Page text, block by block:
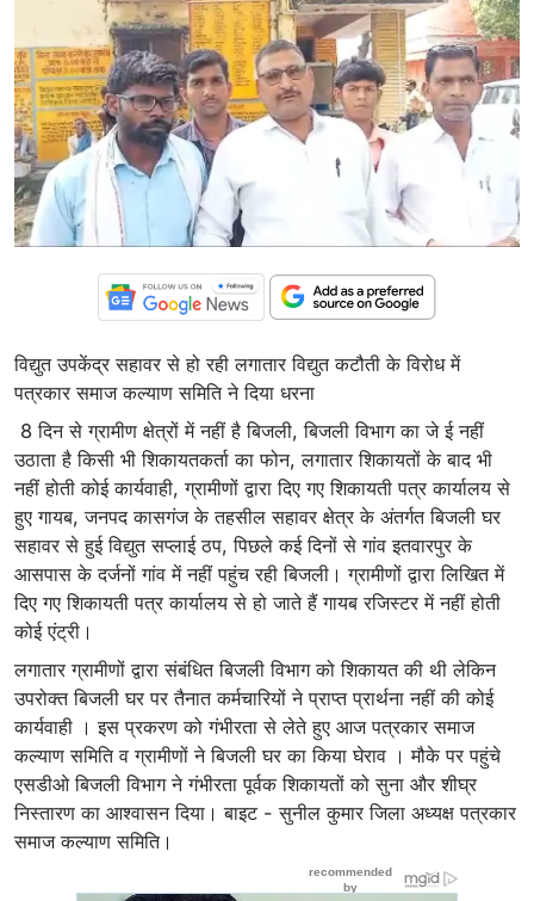
विद्युत उपकेंद्र सहावर से हो रही लगातार विद्युत कटौती के विरोध में
पत्रकार समाज कल्याण समिति ने दिया धरना
8 दिन से ग्रामीण क्षेत्रों में नहीं है बिजली, बिजली विभाग का जे ई नहीं
उठाता है किसी भी शिकायतकर्ता का फोन, लगातार शिकायतों के बाद भी
नहीं होती कोई कार्यवाही, ग्रामीणों द्वारा दिए गए शिकायती पत्र कार्यालय से
हुए गायब, जनपद कासगंज के तहसील सहावर क्षेत्र के अंतर्गत बिजली घर
सहावर से हुई विद्युत सप्लाई ठप, पिछले कई दिनों से गांव इतवारपुर के
आसपास के दर्जनों गांव में नहीं पहुंच रही बिजली। ग्रामीणों द्वारा लिखित में
दिए गए शिकायती पत्र कार्यालय से हो जाते हैं गायब रजिस्टर में नहीं होती
कोई एंट्री।
लगातार ग्रामीणों द्वारा संबंधित बिजली विभाग को शिकायत की थी लेकिन
उपरोक्त बिजली घर पर तैनात कर्मचारियों ने प्राप्त प्रार्थना नहीं की कोई
कार्यवाही । इस प्रकरण को गंभीरता से लेते हुए आज पत्रकार समाज
कल्याण समिति व ग्रामीणों ने बिजली घर का किया घेराव । मौके पर पहुंचे
एसडीओ बिजली विभाग ने गंभीरता पूर्वक शिकायतों को सुना और शीघ्र
निस्तारण का आश्वासन दिया। बाइट - सुनील कुमार जिला अध्यक्ष पत्रकार
समाज कल्याण समिति।